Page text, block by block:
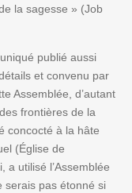
la sagesse » (Job
publié aussi
et convenu par
Assemblée, d’autant
frontières de la
concocté à la hâte
(Église de
a utilisé l’Assemblée
serais pas étonné si